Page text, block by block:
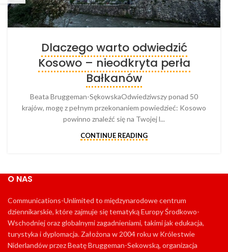
Dlaczego warto odwiedzić
Kosowo – nieodkryta perła
Bałkanów
Beata Bruggeman-SękowskaOdwiedziwszy ponad 50
krajów, mogę z pełnym przekonaniem powiedzieć: Kosowo
powinno znaleźć się na Twojej l...
CONTINUE READING
O NAS
Communications-Unlimited to międzynarodowe centrum
dziennikarskie, które zajmuje się tematyką Europy Środkowo-
Wschodniej oraz globalnymi zagadnieniami, takimi jak edukacja,
turystyka i dyplomacja. Założona w 2004 roku w Królestwie
Niderlandów przez Beatę Bruggeman-Sekowską, organizacja